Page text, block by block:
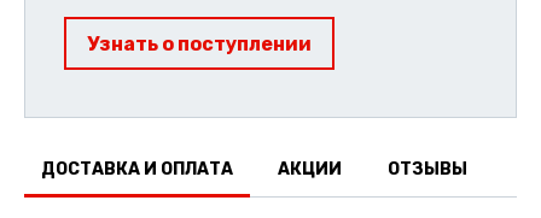
Узнать о поступлении
ДОСТАВКА И ОПЛАТА АКЦИИ ОТЗЫВЫ